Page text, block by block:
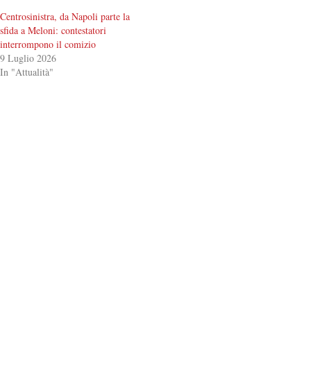
Centrosinistra, da Napoli parte la
sfida a Meloni: contestatori
interrompono il comizio
9 Luglio 2026
In "Attualità"